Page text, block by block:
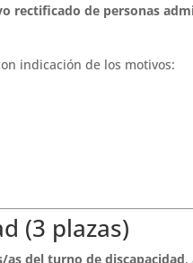
rectificado de personas
indicación de los motivos:
(3 plazas)
del turno de discapacidad,